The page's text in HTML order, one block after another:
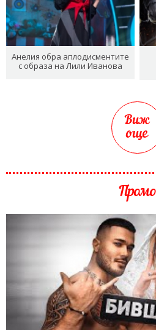
Анелия обра аплодисментите
с образа на Лили Иванова
Виж
още
Промо